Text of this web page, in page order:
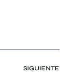
SIGUIENTE